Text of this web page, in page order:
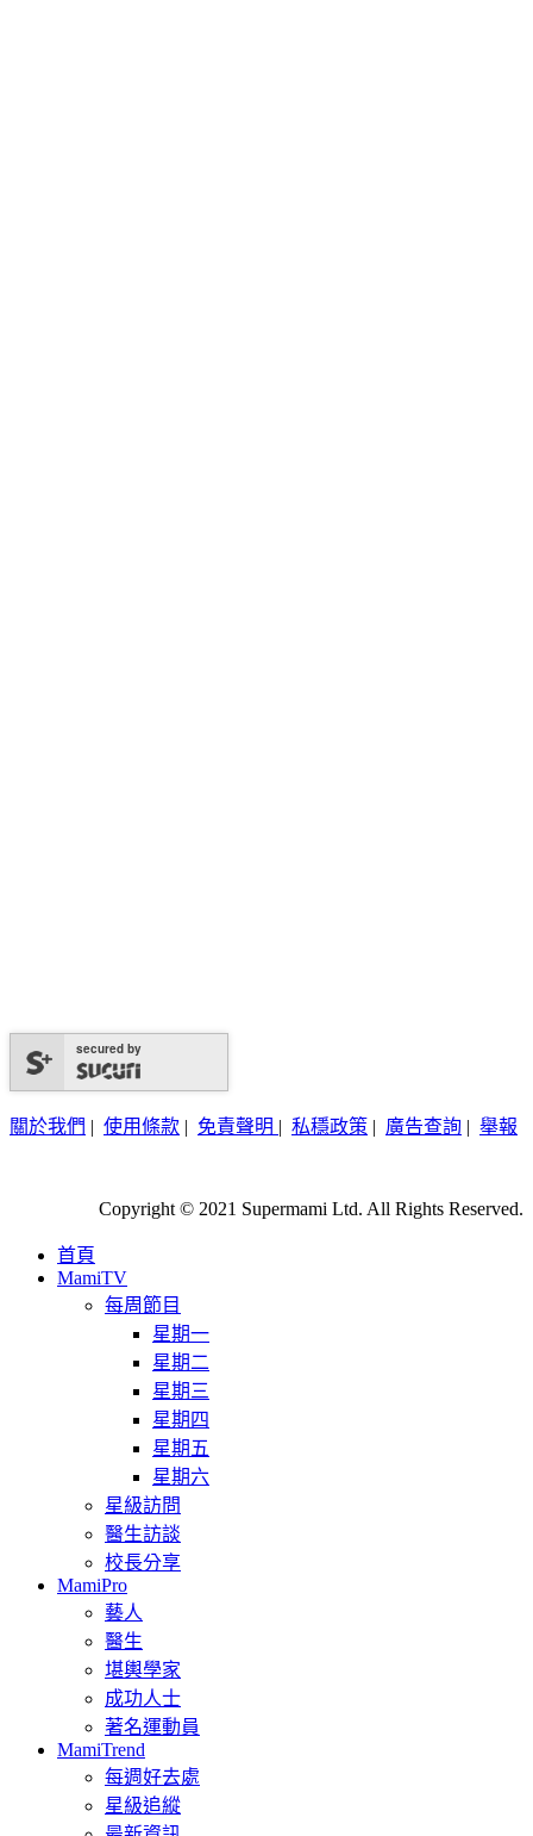
secured by
關於我們 | 使用條款 | 免責聲明 | 私穩政策 | 廣告查詢 | 舉報
Copyright © 2021 Supermami Ltd. All Rights Reserved.
首頁
MamiTV
每周節目
星期一
星期二
星期三
星期四
星期五
星期六
星級訪問
醫生訪談
校長分享
MamiPro
藝人
醫生
堪輿學家
成功人士
著名運動員
MamiTrend
每週好去處
星級追縱